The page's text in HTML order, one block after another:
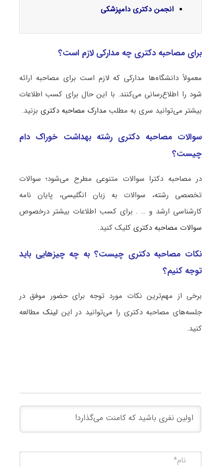
انجمن دکتری دامپزشکی
برای مصاحبه دکتری چه مدارکی لازم است؟
معمولاً دانشگاه‌ها مدارکی که لازم است برای مصاحبه ارائه
شود را اطلاع‌رسانی می‌کنند. با این حال برای کسب اطلاعات
بیشتر می‌توانید سری به مطلب مدارک مصاحبه دکتری بزنید.
سوالات مصاحبه دکتری رشته بهداشت خوراک دام
چیست؟
در مصاحبه دکترا سوالات متنوعی مطرح می‌شود؛ سوالات
تخصصی رشته، سوالات به زبان انگلیسی، پایان نامه
کارشناسی ارشد و … . برای کسب اطلاعات بیشتر درخصوص
سوالات مصاحبه دکتری کلیک کنید.
نکات مصاحبه دکتری چیست؟ به چه چیزهایی باید
توجه کنیم؟
برخی از مهم‌ترین نکات مورد توجه برای حضور موفق در
جلسه‌های مصاحبه دکتری را می‌توانید در این لینکمطالعه
کنید.